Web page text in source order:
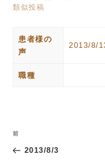
類似投稿
患者様の
声
2013/8/
職種
投
ナ
過
去
前
2013/8/3